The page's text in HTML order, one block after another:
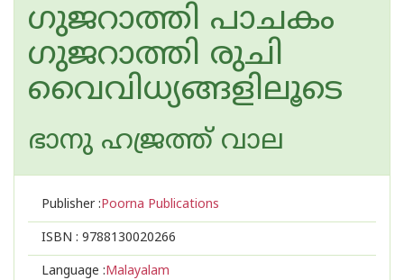
ഗുജറാത്തി പാചകം
ഗുജറാത്തി രുചി
വൈവിധ്യങ്ങളിലൂടെ
ഭാനു ഹജ്രത്ത് വാല
Publisher :Poorna Publications
ISBN : 9788130020266
Language :Malayalam